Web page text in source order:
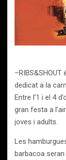
dedicat a la
Entre l’1 i el 4
gran festa a
joves i adults.
Les
barbacoa